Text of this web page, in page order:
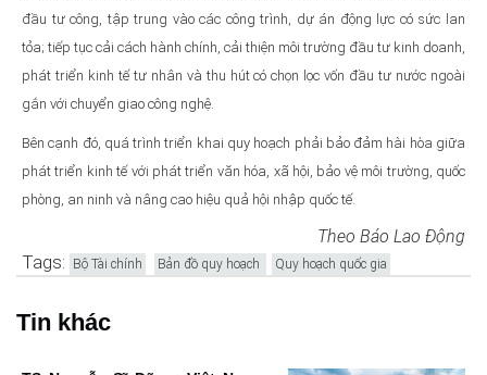
đầu tư công, tập trung vào các công trình, dự án động lực có sức lan
tỏa; tiếp tục cải cách hành chính, cải thiện môi trường đầu tư kinh doanh,
phát triển kinh tế tư nhân và thu hút có chọn lọc vốn đầu tư nước ngoài
gắn với chuyển giao công nghệ.
Bên cạnh đó, quá trình triển khai quy hoạch phải bảo đảm hài hòa giữa
phát triển kinh tế với phát triển văn hóa, xã hội, bảo vệ môi trường, quốc
phòng, an ninh và nâng cao hiệu quả hội nhập quốc tế.
Theo Báo Lao Động
Tags: Bộ Tài chính Bản đồ quy hoạch Quy hoạch quốc gia
Tin khác